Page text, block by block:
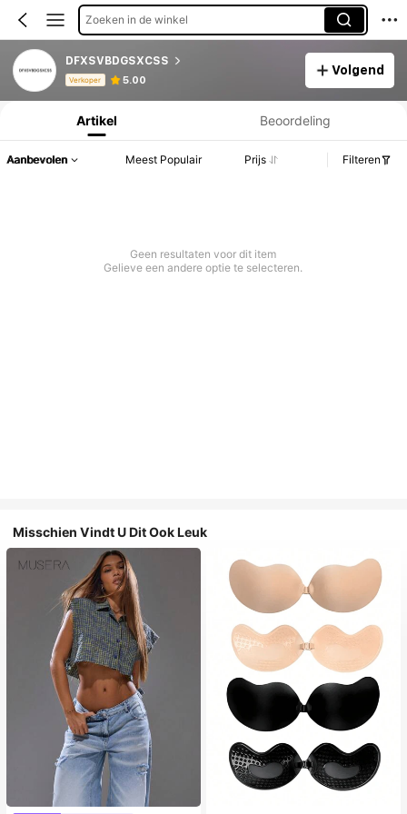
Zoeken in de winkel
DFXSVBDGSXCSS
Verkoper 5.00
Volgend
Productinformatie: Prijsopenbaring, Verkoop- en Voorraadgegevens.
Artikel Beoordeling
Aanbevolen Meest Populair Prijs Filteren
Geen resultaten voor dit item
Gelieve een andere optie te selecteren.
Misschien Vindt U Dit Ook Leuk